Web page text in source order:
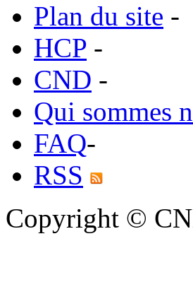
Plan du site -
HCP -
CND -
Qui sommes
FAQ-
RSS
Copyright ©